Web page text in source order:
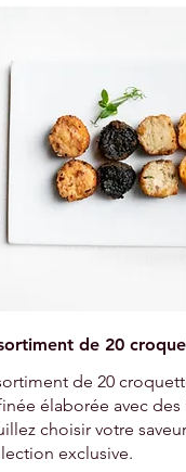
de 20
de 20
élaborée avec
choisir votre
exclusive.